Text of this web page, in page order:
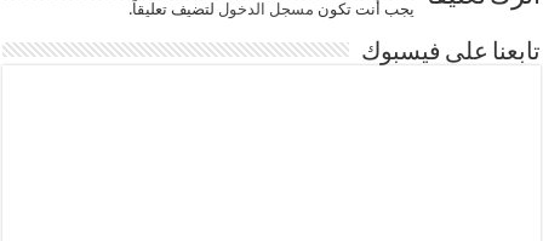
يجب أنت تكون مسجل الدخوللتضيف تعليقاً.
تابعنا على فيسبوك